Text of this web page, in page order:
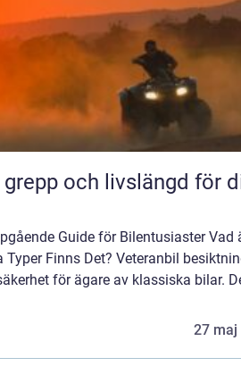
och livslängd för
Guide för Bilentusiaster Vad
Finns Det? Veteranbil
för ägare av klassiska bilar.
27 maj